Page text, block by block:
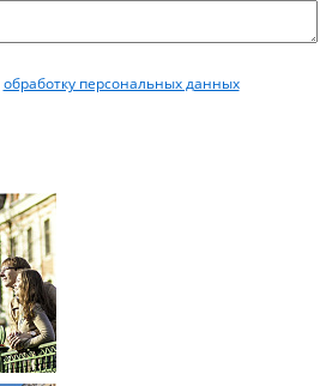
обработку персональных данных